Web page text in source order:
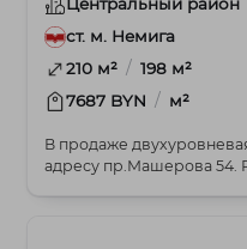
Центральный район
ст. м. Немига
210 м² / 198 м²
7687 BYN / м²
В продаже
адресу пр.Машерова 54.